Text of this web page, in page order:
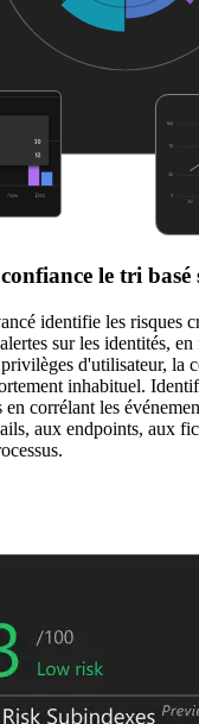
le tri basé
identifie les risques
sur les identités,
d'utilisateur, la
inhabituel.
en corrélant les
aux endpoints, aux